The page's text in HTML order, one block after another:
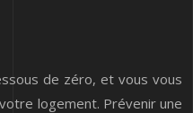
de zéro, et vous vous
logement. Prévenir une